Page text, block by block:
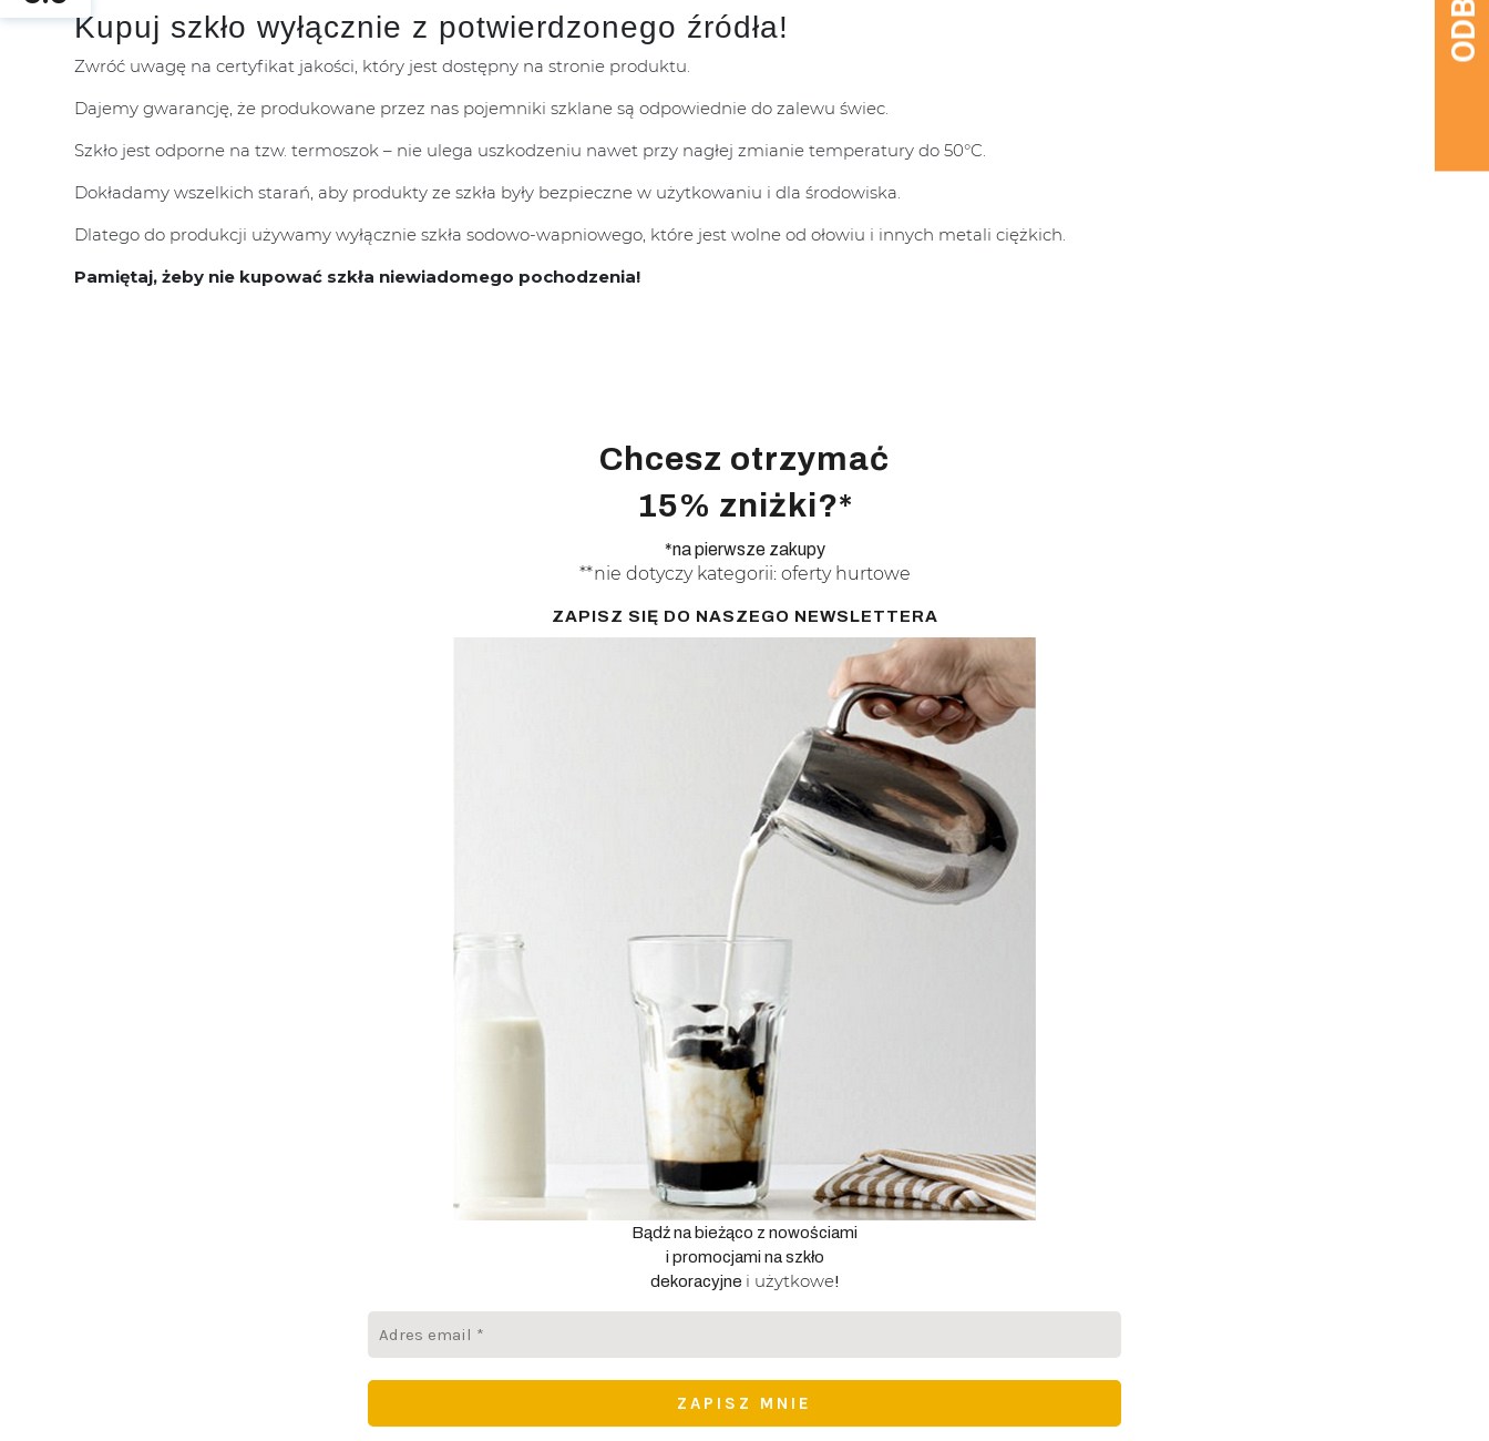
Kupuj szkło wyłącznie z potwierdzonego źródła!
Zwróć uwagę na certyfikat jakości, który jest dostępny na stronie produktu.
Dajemy gwarancję, że produkowane przez nas pojemniki szklane są odpowiednie do zalewu świec.
Szkło jest odporne na tzw. termoszok – nie ulega uszkodzeniu nawet przy nagłej zmianie temperatury do 50°C.
Dokładamy wszelkich starań, aby produkty ze szkła były bezpieczne w użytkowaniu i dla środowiska.
Dlatego do produkcji używamy wyłącznie szkła sodowo-wapniowego, które jest wolne od ołowiu i innych metali ciężkich.
Pamiętaj, żeby nie kupować szkła niewiadomego pochodzenia!
Chcesz otrzymać
15% zniżki?*
*na pierwsze zakupy
**nie dotyczy kategorii: oferty hurtowe
ZAPISZ SIĘ DO NASZEGO NEWSLETTERA
Bądź na bieżąco z nowościami
i promocjami na szkło
dekoracyjne i użytkowe!
*